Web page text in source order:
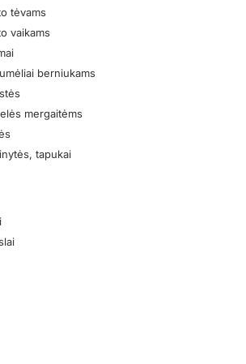
tėvams
vaikams
berniukams
mergaitėms
tapukai